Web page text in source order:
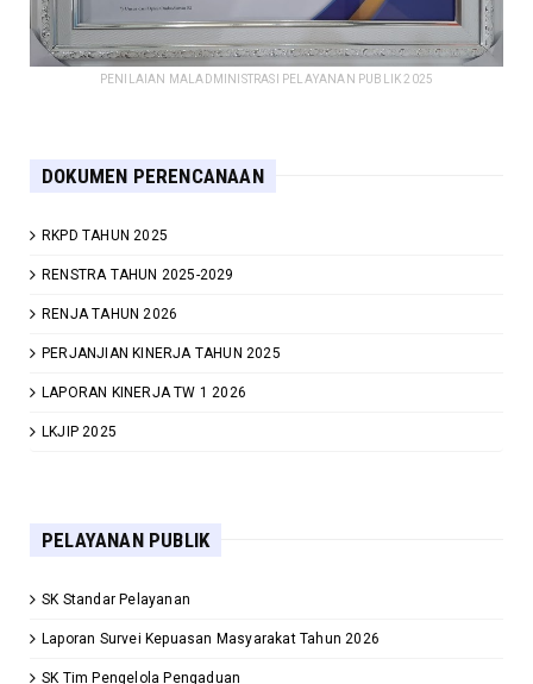
PENILAIAN MALADMINISTRASI PELAYANAN PUBLIK 2025
DOKUMEN PERENCANAAN
RKPD TAHUN 2025
RENSTRA TAHUN 2025-2029
RENJA TAHUN 2026
PERJANJIAN KINERJA TAHUN 2025
LAPORAN KINERJA TW 1 2026
LKJIP 2025
PELAYANAN PUBLIK
SK Standar Pelayanan
Laporan Survei Kepuasan Masyarakat Tahun 2026
SK Tim Pengelola Pengaduan